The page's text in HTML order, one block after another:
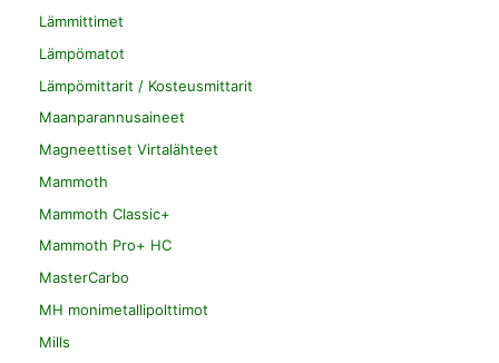
Lämmittimet
Lämpömatot
Lämpömittarit / Kosteusmittarit
Maanparannusaineet
Magneettiset Virtalähteet
Mammoth
Mammoth Classic+
Mammoth Pro+ HC
MasterCarbo
MH monimetallipolttimot
Mills